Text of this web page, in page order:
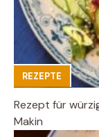
REZEPTE
Rezept für
Makin